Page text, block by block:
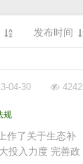
发布时间
04-30 4242
规
作了关于生态补
投入力度 完善政